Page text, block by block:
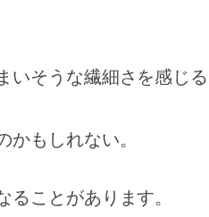
いそうな繊細さを感じる
もしれない。
ことがあります。